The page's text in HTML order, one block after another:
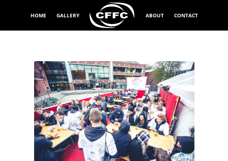
HOME GALLERY ABOUT CONTACT
Exponeringstid
1/100 sek
Bländare
f/2.8
Kamera